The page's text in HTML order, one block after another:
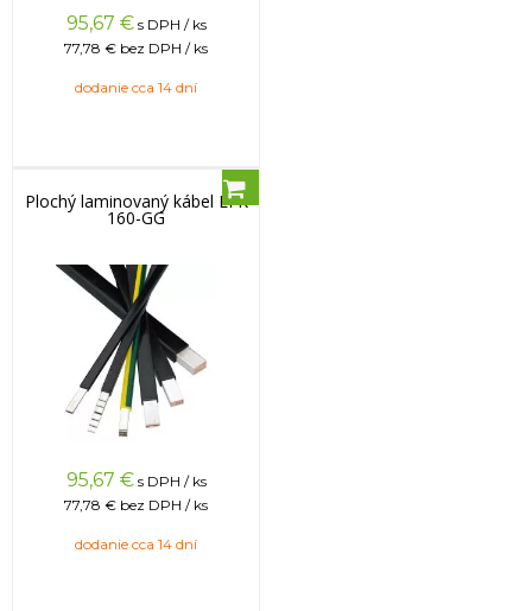
95,67 € s DPH / ks
77,78 € bez DPH / ks
dodanie cca 14 dní
Plochý laminovaný kábel LFK
160-GG
95,67 € s DPH / ks
77,78 € bez DPH / ks
dodanie cca 14 dní